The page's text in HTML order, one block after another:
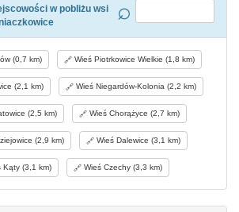
w pobliżu wsi
(0,7 km) Wieś Piotrkowice Wielkie (1,8 km)
(2,1 km) Wieś Niegardów-Kolonia (2,2 km)
(2,5 km) Wieś Chorążyce (2,7 km)
(2,9 km) Wieś Dalewice (3,1 km)
Kąty (3,1 km) Wieś Czechy (3,3 km)